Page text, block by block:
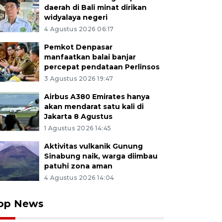
daerah di Bali minat dirikan
widyalaya negeri
4 Agustus 2026 06:17
Pemkot Denpasar
manfaatkan balai banjar
percepat pendataan Perlinsos
3 Agustus 2026 19:47
Airbus A380 Emirates hanya
akan mendarat satu kali di
Jakarta 8 Agustus
1 Agustus 2026 14:45
Aktivitas vulkanik Gunung
Sinabung naik, warga diimbau
patuhi zona aman
4 Agustus 2026 14:04
News